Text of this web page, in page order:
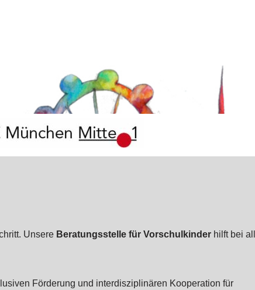
Unsere Beratungsstelle für Vorschulkinder hilft bei
Förderung und interdisziplinären Kooperation für